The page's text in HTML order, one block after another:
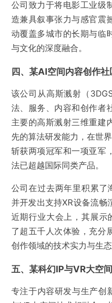
公司致力于将电影工业级
造兼具叙事张力与感官震
动覆盖多城市的长期与临
与文化的深度融合。
四、某AI空间内容创作社
该公司从高斯溅射（
法、服务、内容和创作者
主要的高斯溅射三维重建
先的算法研发能力，在世
斩获两项冠军和一项亚军
法已超越国际同类产品。
公司在过去两年里积累了
并开发出支持XR设备流畅
近期行业大会上，其展示
了超五千人次体验，充分
创作领域的技术实力与生态
五、某科幻IP与VR大空
专注于内容研发与生产创